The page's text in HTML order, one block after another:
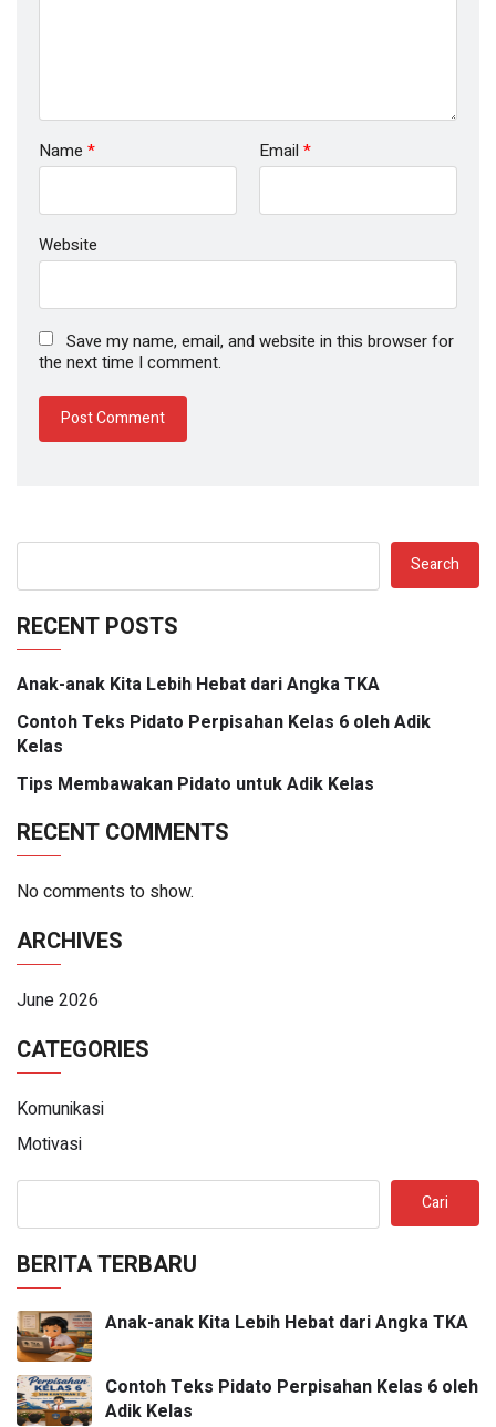
Name * Email *
Website
Save my name, email, and website in this browser for
the next time I comment.
Search
RECENT POSTS
Anak-anak Kita Lebih Hebat dari Angka TKA
Contoh Teks Pidato Perpisahan Kelas 6 oleh Adik
Kelas
Tips Membawakan Pidato untuk Adik Kelas
RECENT COMMENTS
No comments to show.
ARCHIVES
June 2026
CATEGORIES
Komunikasi
Motivasi
Cari
BERITA TERBARU
Anak-anak Kita Lebih Hebat dari Angka TKA
Contoh Teks Pidato Perpisahan Kelas 6 oleh
Adik Kelas